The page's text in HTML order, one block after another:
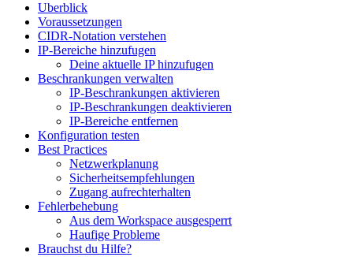
Uberblick
Voraussetzungen
CIDR-Notation verstehen
IP-Bereiche hinzufugen
Deine aktuelle IP hinzufugen
Beschrankungen verwalten
IP-Beschrankungen aktivieren
IP-Beschrankungen deaktivieren
IP-Bereiche entfernen
Konfiguration testen
Best Practices
Netzwerkplanung
Sicherheitsempfehlungen
Zugang aufrechterhalten
Fehlerbehebung
Aus dem Workspace ausgesperrt
Haufige Probleme
Brauchst du Hilfe?